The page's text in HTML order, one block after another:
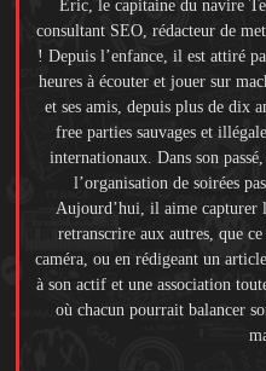
Eric, le capitaine du navire
consultant SEO, rédacteur de
! Depuis l’enfance, il est attiré
heures à écouter et jouer sur
et ses amis, depuis plus de dix
free parties sauvages et
internationaux. Dans son
l’organisation de soirées
Aujourd’hui, il aime capturer
retranscrire aux autres, que
caméra, ou en rédigeant un
à son actif et une association
où chacun pourrait balancer